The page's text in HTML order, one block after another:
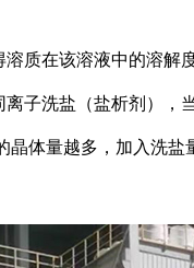
质在该溶液中的溶解
洗盐（盐析剂），
体量越多，加入洗